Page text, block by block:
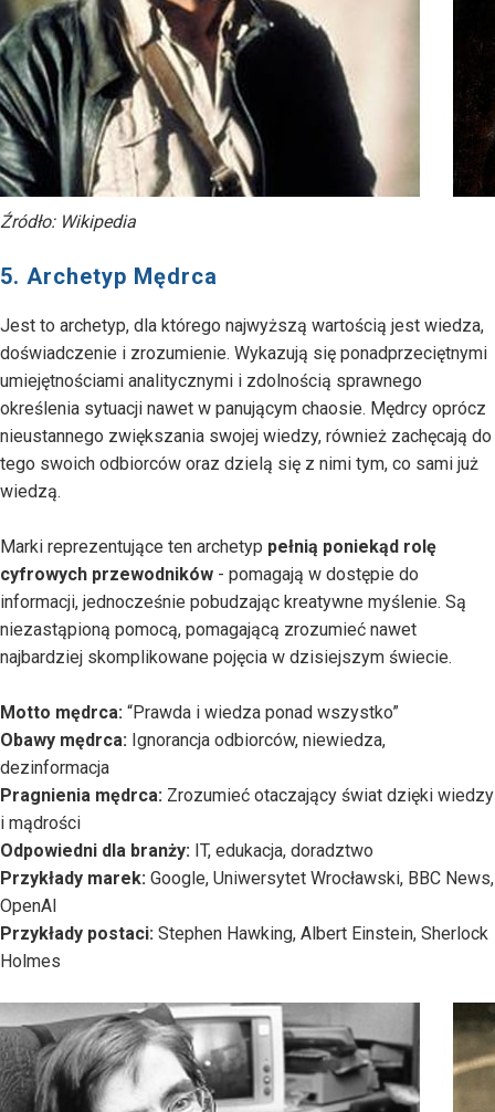
Źródło: Wikipedia
5. Archetyp Mędrca
Jest to archetyp, dla którego najwyższą wartością jest wiedza,
doświadczenie i zrozumienie. Wykazują się ponadprzeciętnymi
umiejętnościami analitycznymi i zdolnością sprawnego
określenia sytuacji nawet w panującym chaosie. Mędrcy oprócz
nieustannego zwiększania swojej wiedzy, również zachęcają do
tego swoich odbiorców oraz dzielą się z nimi tym, co sami już
wiedzą.
Marki reprezentujące ten archetyp pełnią poniekąd rolę
cyfrowych przewodników - pomagają w dostępie do
informacji, jednocześnie pobudzając kreatywne myślenie. Są
niezastąpioną pomocą, pomagającą zrozumieć nawet
najbardziej skomplikowane pojęcia w dzisiejszym świecie.
Motto mędrca: “Prawda i wiedza ponad wszystko”
Obawy mędrca: Ignorancja odbiorców, niewiedza,
dezinformacja
Pragnienia mędrca: Zrozumieć otaczający świat dzięki wiedzy
i mądrości
Odpowiedni dla branży: IT, edukacja, doradztwo
Przykłady marek: Google, Uniwersytet Wrocławski, BBC News,
OpenAI
Przykłady postaci: Stephen Hawking, Albert Einstein, Sherlock
Holmes